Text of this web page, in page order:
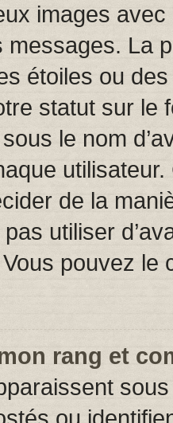
images
messages. La
étoiles ou
statut sur le
le nom
utilisateur.
de la
utiliser
Vous pouvez
rang et